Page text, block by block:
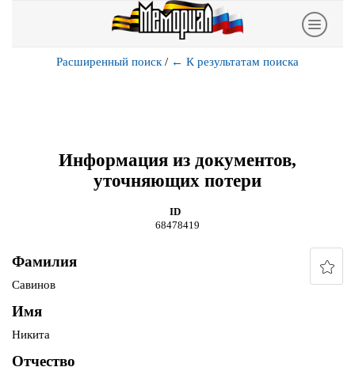
Расширенный поиск / ← К результатам поиска
Информация из документов,
уточняющих потери
ID
68478419
Фамилия
Савинов
Имя
Никита
Отчество